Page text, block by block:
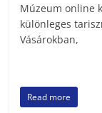
Múzeum online
különleges
Vásárokban,
Read more